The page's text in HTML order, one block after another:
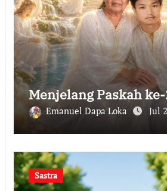
Menjelang Paskah
Emanuel Dapa Loka Jul
Sastra